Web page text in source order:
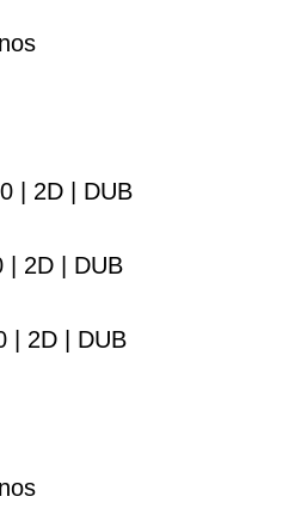
| 2D | DUB
| 2D | DUB
| 2D | DUB